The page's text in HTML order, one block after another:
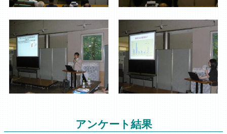
アンケート結果